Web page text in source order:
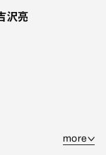
沢亮
more